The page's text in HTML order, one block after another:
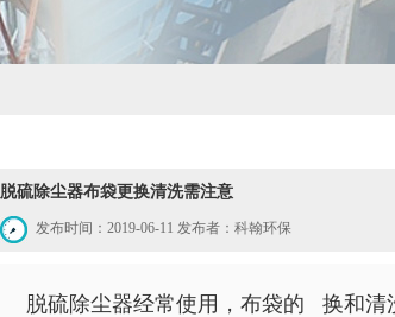
脱硫除尘器布袋更换清洗需注意
发布时间：2019-06-11 发布者：科翰环保
脱硫除尘器经常使用，布袋的 换和